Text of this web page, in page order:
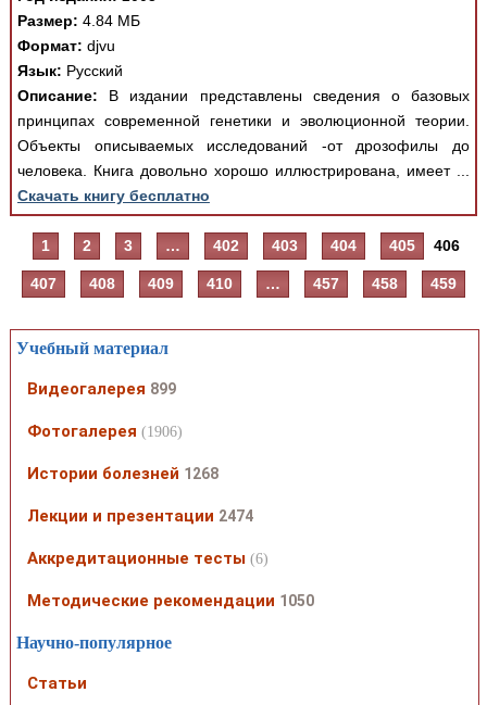
Размер: 4.84 МБ
Формат: djvu
Язык: Русский
Описание: В издании представлены сведения о базовых
принципах современной генетики и эволюционной теории.
Объекты описываемых исследований -от дрозофилы до
человека. Книга довольно хорошо иллюстрирована, имеет ...
Скачать книгу бесплатно
1 2 3 … 402 403 404 405 406
407 408 409 410 … 457 458 459
Учебный материал
Видеогалерея 899
Фотогалерея (1906)
Истории болезней 1268
Лекции и презентации 2474
Аккредитационные тесты (6)
Методические рекомендации 1050
Научно-популярное
Статьи